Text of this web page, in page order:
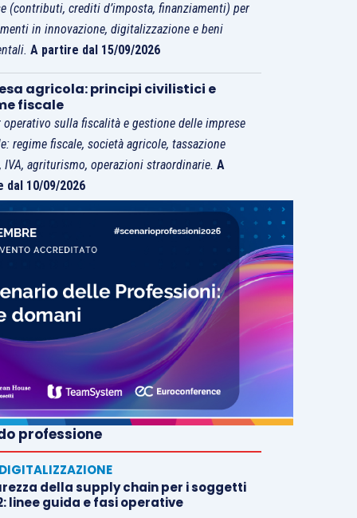
(contributi, crediti d’imposta, finanziamenti) per
in innovazione, digitalizzazione e beni
A partire dal 15/09/2026
agricola: principi civilistici e
fiscale
operativo sulla fiscalità e gestione delle imprese
regime fiscale, società agricole, tassazione
IVA, agriturismo, operazioni straordinarie.A
dal 10/09/2026
professione
della supply chain per i soggetti
linee guida e fasi operative